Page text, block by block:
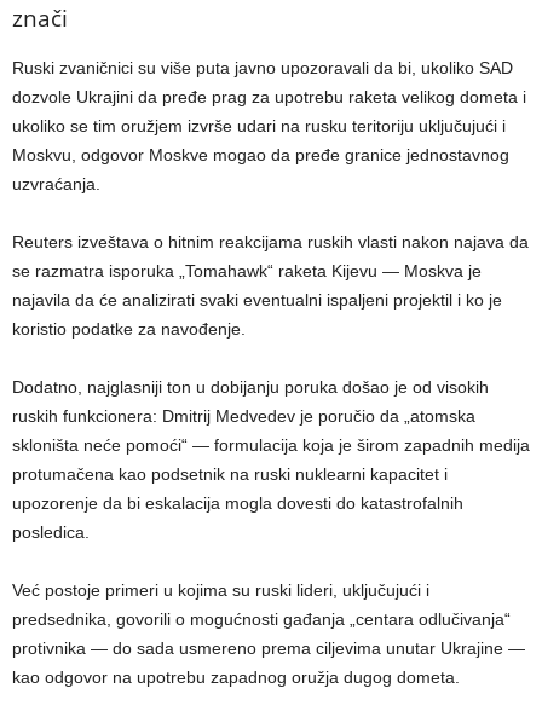
znači
Ruski zvaničnici su više puta javno upozoravali da bi, ukoliko SAD
dozvole Ukrajini da pređe prag za upotrebu raketa velikog dometa i
ukoliko se tim oružjem izvrše udari na rusku teritoriju uključujući i
Moskvu, odgovor Moskve mogao da pređe granice jednostavnog
uzvraćanja.
Reuters izveštava o hitnim reakcijama ruskih vlasti nakon najava da
se razmatra isporuka „Tomahawk“ raketa Kijevu — Moskva je
najavila da će analizirati svaki eventualni ispaljeni projektil i ko je
koristio podatke za navođenje.
Dodatno, najglasniji ton u dobijanju poruka došao je od visokih
ruskih funkcionera: Dmitrij Medvedev je poručio da „atomska
skloništa neće pomoći“ — formulacija koja je širom zapadnih medija
protumačena kao podsetnik na ruski nuklearni kapacitet i
upozorenje da bi eskalacija mogla dovesti do katastrofalnih
posledica.
Već postoje primeri u kojima su ruski lideri, uključujući i
predsednika, govorili o mogućnosti gađanja „centara odlučivanja“
protivnika — do sada usmereno prema ciljevima unutar Ukrajine —
kao odgovor na upotrebu zapadnog oružja dugog dometa.